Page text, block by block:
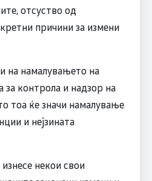
отсуство од
причини за измени
на намалувањето на
за контрола и надзор на
тоа ќе значи намалување
и нејзината
некои свои